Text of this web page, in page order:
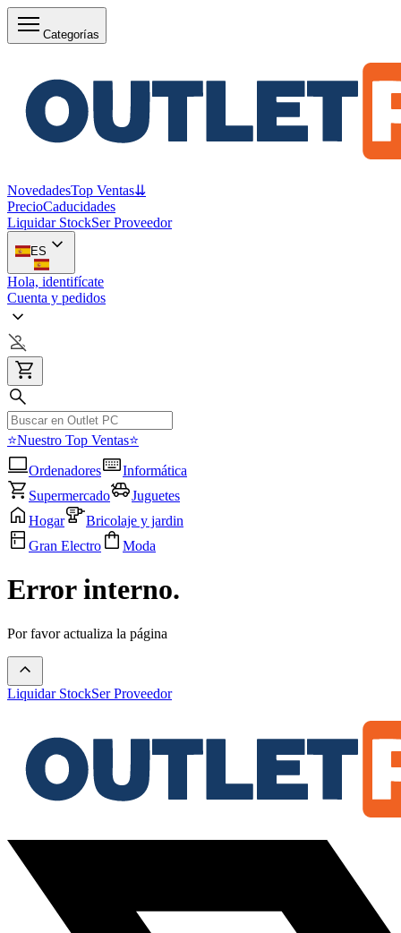
Categorías
NovedadesTop Ventas⇊
PrecioCaducidades
Liquidar StockSer Proveedor
ES
Hola, identifícate
Cuenta y pedidos
⭐Nuestro Top Ventas⭐
Ordenadores
Informática
Supermercado
Juguetes
Hogar
Bricolaje y jardin
Gran Electro
Moda
Error interno.
Por favor actualiza la página
Liquidar StockSer Proveedor